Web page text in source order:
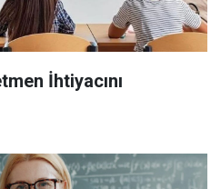
İhtiyacını